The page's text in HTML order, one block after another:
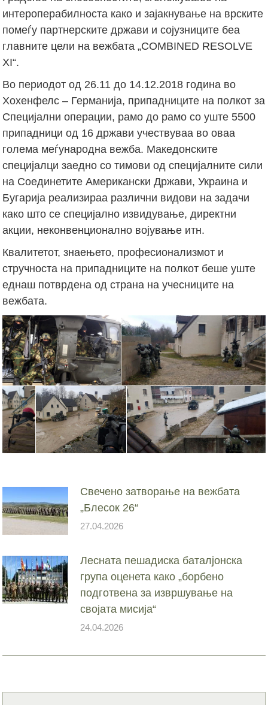
интероперабилноста како и зајакнување на врските
помеѓу партнерските држави и сојузниците беа
главните цели на вежбата „COMBINED RESOLVE
XI“.
Во периодот од 26.11 до 14.12.2018 година во
Хохенфелс – Германија, припадниците на полкот за
Специјални операции, рамо до рамо со уште 5500
припадници од 16 држави учествуваа во оваа
голема меѓународна вежба. Македонските
специјалци заедно со тимови од специјалните сили
на Соединетите Американски Држави, Украина и
Бугарија реализираа различни видови на задачи
како што се специјално извидување, директни
акции, неконвенционално војување итн.
Квалитетот, знаењето, професионализмот и
стручноста на припадниците на полкот беше уште
еднаш потврдена од страна на учесниците на
вежбата.
Свечено затворање на вежбата
„Блесок 26“
27.04.2026
Лесната пешадиска баталјонска
група оценета како „борбено
подготвена за извршување на
својата мисија“
24.04.2026